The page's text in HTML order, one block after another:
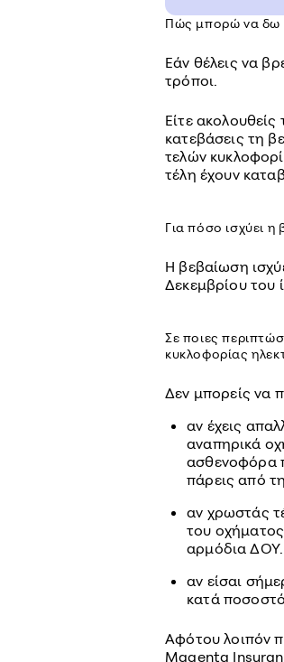
Πώς μπορώ να δω
Εάν θέλεις να
τρόποι.
Είτε
κατεβάσεις τη
τελών
τέλη έχουν
Για πόσο ισχύει η
Η βεβαίωση
Δεκεμβρίου του
Σε ποιες
κυκλοφορίας
Δεν μπορείς να
αν έχεις
αναπηρικά
ασθενοφόρα
πάρεις από
αν χρωστάς
του
αρμόδια ΔΟΥ.
αν είσαι
κατά
Αφότου λοιπόν
Magenta